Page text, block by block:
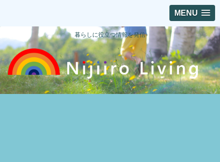
MENU
暮らしに役立つ情報を発信